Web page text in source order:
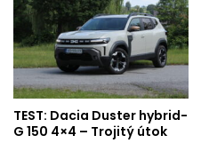
TEST: Dacia Duster hybrid-
G 150 4×4 – Trojitý útok